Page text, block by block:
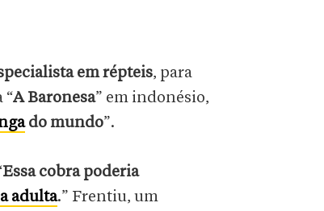
em répteis, para
“A Baronesa” em indonésio,
do mundo”.
Essa cobra poderia
adulta.” Frentiu, um